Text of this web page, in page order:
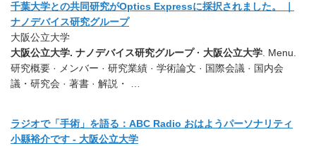
千葉大学との共同研究がOptics Expressに採択されました。 ｜
ナノデバイス研究グループ
大阪公立大学
大阪公立大学. ナノデバイス研究グループ · 大阪公立大学. Menu.
研究概要 · メンバー · 研究業績 · 学術論文 · 国際会議 · 国内会
議・研究会 · 著書 · 解説・ …
ラジオで「手術」を語る：ABC Radio おはようパーソナリティ
小縣裕介です - 大阪公立大学